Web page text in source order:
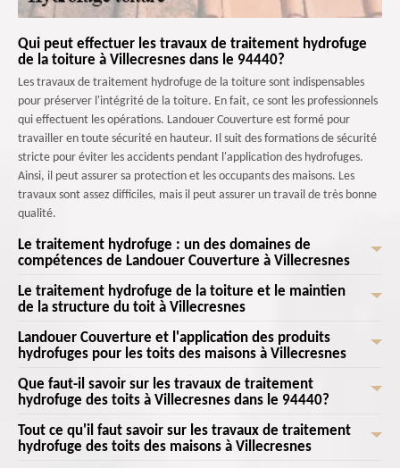
Qui peut effectuer les travaux de traitement hydrofuge
de la toiture à Villecresnes dans le 94440?
Les travaux de traitement hydrofuge de la toiture sont indispensables
pour préserver l'intégrité de la toiture. En fait, ce sont les professionnels
qui effectuent les opérations. Landouer Couverture est formé pour
travailler en toute sécurité en hauteur. Il suit des formations de sécurité
stricte pour éviter les accidents pendant l'application des hydrofuges.
Ainsi, il peut assurer sa protection et les occupants des maisons. Les
travaux sont assez difficiles, mais il peut assurer un travail de très bonne
qualité.
Le traitement hydrofuge : un des domaines de
compétences de Landouer Couverture à Villecresnes
Les opérations qui s'effectuent au niveau des toits des maisons sont très
nombreuses. Il est nécessaire de faire des entretiens comme les
traitements hydrofuges. Ce sont des professionnels qui se chargent des
opérations. Landouer Couverture maîtrise les techniques d'application. Il
l'application des hydrofuges de manière efficace. Il est capable de
couvrir uniformément la surface de la toiture et cela va garantir une
protection maximale contre l'eau et les agressions venant de l'extérieur.
Le traitement hydrofuge de la toiture et le maintien
de la structure du toit à Villecresnes
Les traitements hydrofuges de la toiture maintiennent la structure de la
toiture. En fait, il est possible de préserver l'intégrité des matériaux en
appliquant ces types de produits. Il y a alors le maintien de la solidité
structurelle du toit. Ainsi, on assiste à la réduction des risques
sécurité de la maison. Landouer Couverture s'occupe des travaux et il
établit un devis qui est totalement gratuit et sans engagement.
Landouer Couverture et l'application des produits
hydrofuges pour les toits des maisons à Villecresnes
Les opérations de traitement des toits avec des produits hydrofuges vont
permettre de protéger les matériaux métalliques présents sur la surface.
Ainsi, on peut empêcher directement l'eau de les atteindre. Il y a la
prévention de la corrosion et de l'oxydation des métaux exposés. Les
Que faut-il savoir sur les travaux de traitement
hydrofuge des toits à Villecresnes dans le 94440?
Les opérations de traitement pour les toits des maisons peuvent se faire
par l'utilisation des produits hydrofuges. En fait, cela va permettre de
Tout ce qu'il faut savoir sur les travaux de traitement
hydrofuge des toits des maisons à Villecresnes